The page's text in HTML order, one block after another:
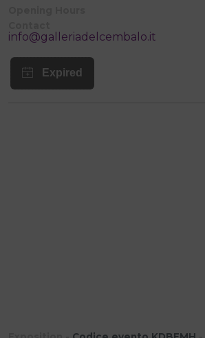
info@galleriadelcembalo.it